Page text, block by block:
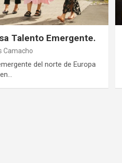
Talento Emergente.
Camacho
del norte de Europa